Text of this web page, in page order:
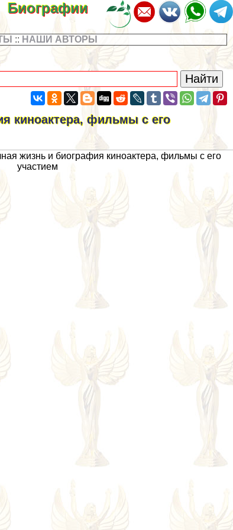
Биографии
:: НАШИ АВТОРЫ
киноактера, фильмы с его